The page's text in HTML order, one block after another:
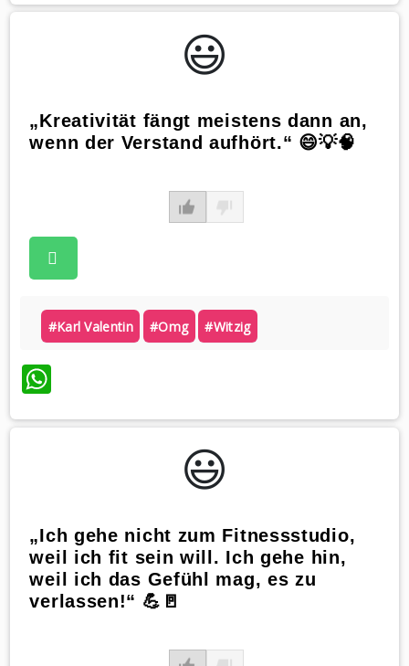
😃️
„Kreativität fängt meistens dann an,
wenn der Verstand aufhört.“ 😄💡🧠
#karl Valentin #omg #witzig
WhatsApp
😃️
„Ich gehe nicht zum Fitnessstudio,
weil ich fit sein will. Ich gehe hin,
weil ich das Gefühl mag, es zu
verlassen!“ 💪🚪